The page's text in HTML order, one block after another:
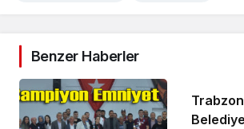
Benzer Haberler